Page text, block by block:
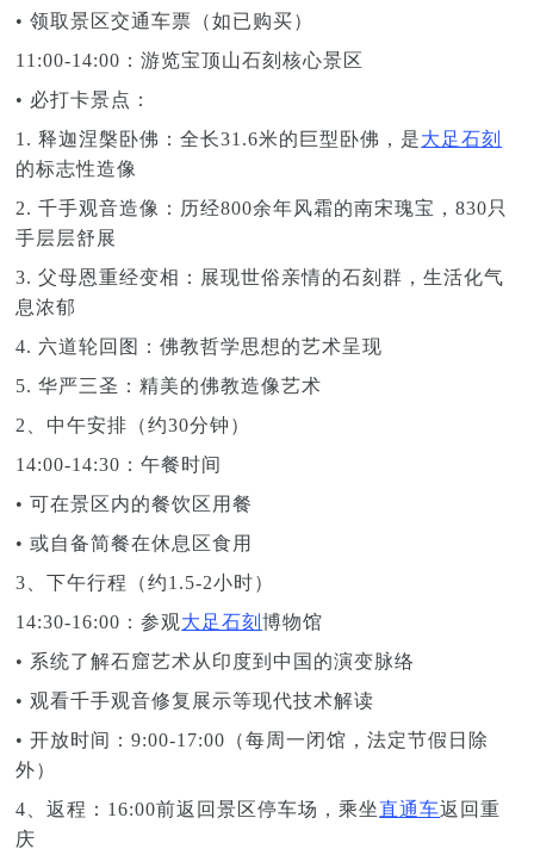
• 领取景区交通车票（如已购买）
11:00-14:00：游览宝顶山石刻核心景区
• 必打卡景点：
1. 释迦涅槃卧佛：全长31.6米的巨型卧佛，是大足石刻
的标志性造像
2. 千手观音造像：历经800余年风霜的南宋瑰宝，830只
手层层舒展
3. 父母恩重经变相：展现世俗亲情的石刻群，生活化气
息浓郁
4. 六道轮回图：佛教哲学思想的艺术呈现
5. 华严三圣：精美的佛教造像艺术
2、中午安排（约30分钟）
14:00-14:30：午餐时间
• 可在景区内的餐饮区用餐
• 或自备简餐在休息区食用
3、下午行程（约1.5-2小时）
14:30-16:00：参观大足石刻博物馆
• 系统了解石窟艺术从印度到中国的演变脉络
• 观看千手观音修复展示等现代技术解读
• 开放时间：9:00-17:00（每周一闭馆，法定节假日除
外）
4、返程：16:00前返回景区停车场，乘坐直通车返回重
庆